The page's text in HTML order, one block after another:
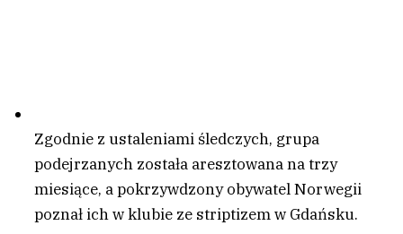
Zgodnie z ustaleniami śledczych, grupa
podejrzanych została aresztowana na trzy
miesiące, a pokrzywdzony obywatel Norwegii
poznał ich w klubie ze striptizem w Gdańsku.